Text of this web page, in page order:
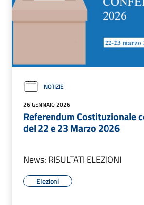
NOTIZIE
26 GENNAIO 2026
Referendum Costituzionale
del 22 e 23 Marzo 2026
News: RISULTATI ELEZIONI
Elezioni